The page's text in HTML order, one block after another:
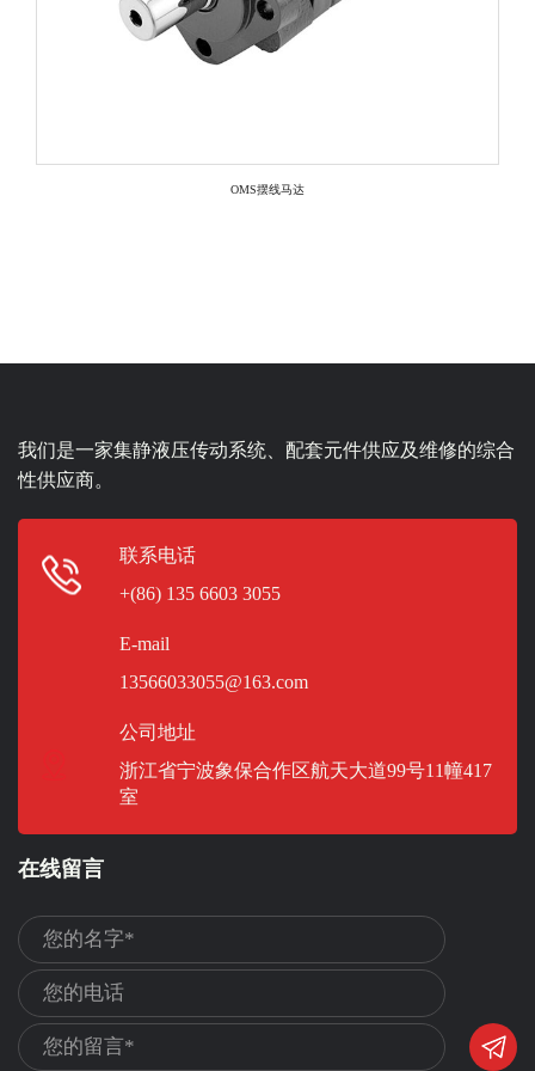
OMS摆线马达
我们是一家集静液压传动系统、配套元件供应及维修的综合
性供应商。
联系电话
+(86) 135 6603 3055
E-mail
13566033055@163.com
公司地址
浙江省宁波象保合作区航天大道99号11幢417
室
在线留言